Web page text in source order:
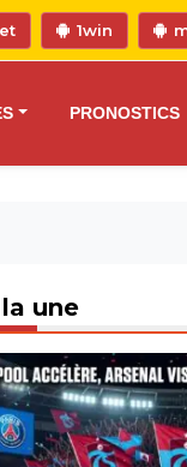
1win
PRONOSTICS
une